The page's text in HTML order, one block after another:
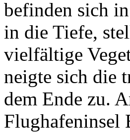
befinden sich
in die Tiefe,
vielfältige
neigte sich die
dem Ende zu.
Flughafeninsel